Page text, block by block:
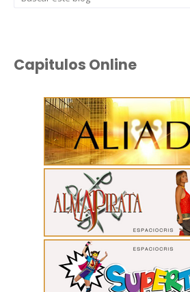
Capitulos Online